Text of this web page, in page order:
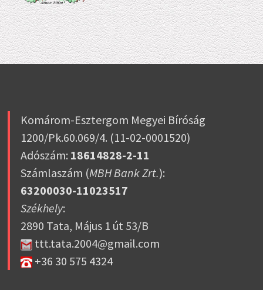
Komárom-Esztergom Megyei Bíróság
1200/Pk.60.069/4. (11-02-0001520)
Adószám: 18614828-2-11
Számlaszám (MBH Bank Zrt.):
63200030-11023517
Székhely:
2890 Tata, Május 1 út 53/B
ttt.tata.2004@gmail.com
+36 30 575 4324